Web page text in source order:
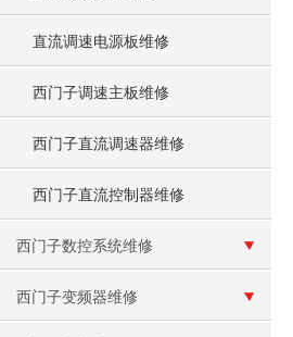
直流调速电源板维修
西门子调速主板维修
西门子直流调速器维修
西门子直流控制器维修
西门子数控系统维修
西门子变频器维修